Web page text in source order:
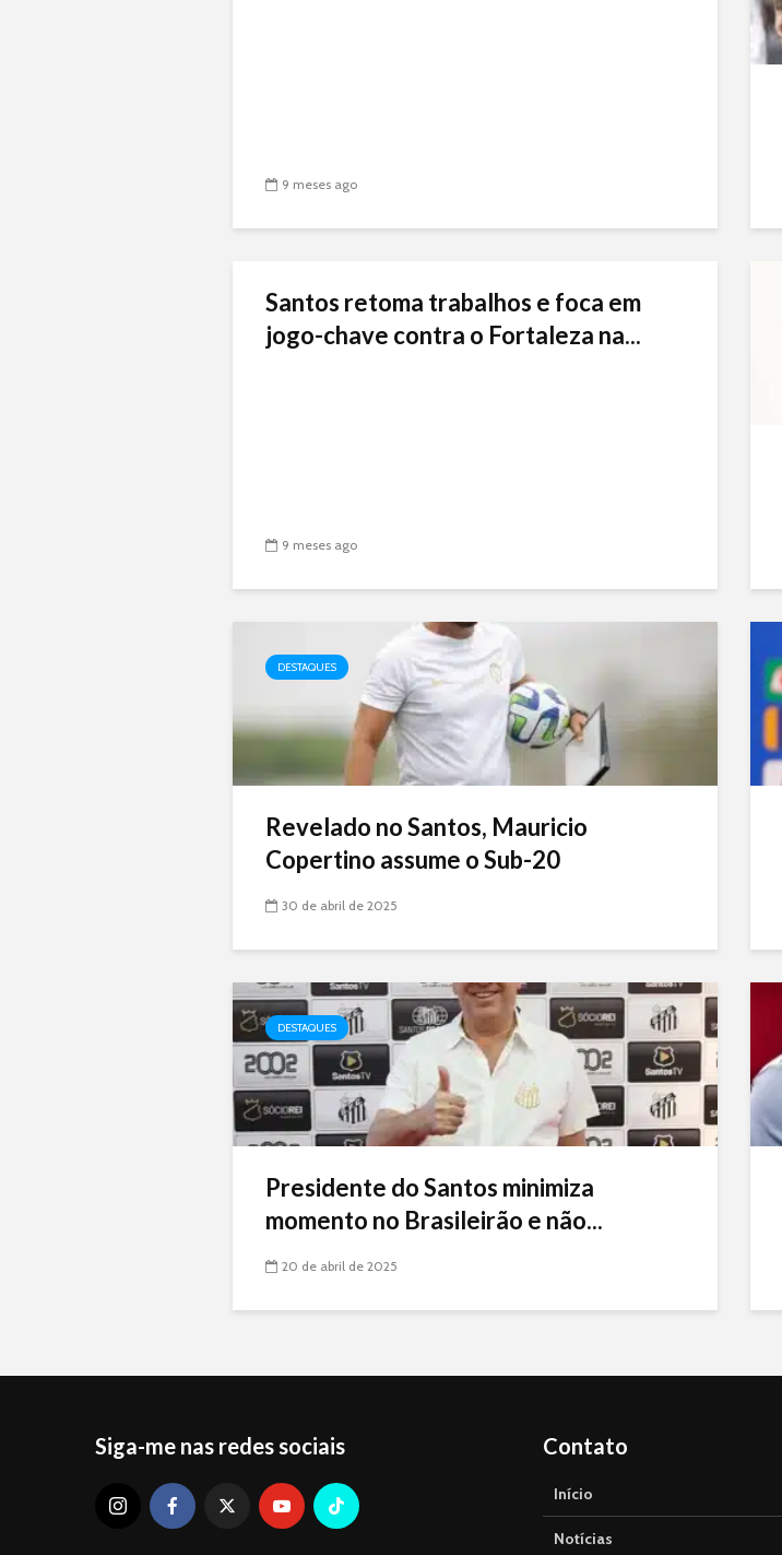
9 meses ago
Santos retoma trabalhos e foca em
jogo-chave contra o Fortaleza na...
9 meses ago
DESTAQUES
Revelado no Santos, Mauricio
Copertino assume o Sub-20
30 de abril de 2025
DESTAQUES
Presidente do Santos minimiza
momento no Brasileirão e não...
20 de abril de 2025
Siga-me nas redes sociais Contato
Início
Notícias